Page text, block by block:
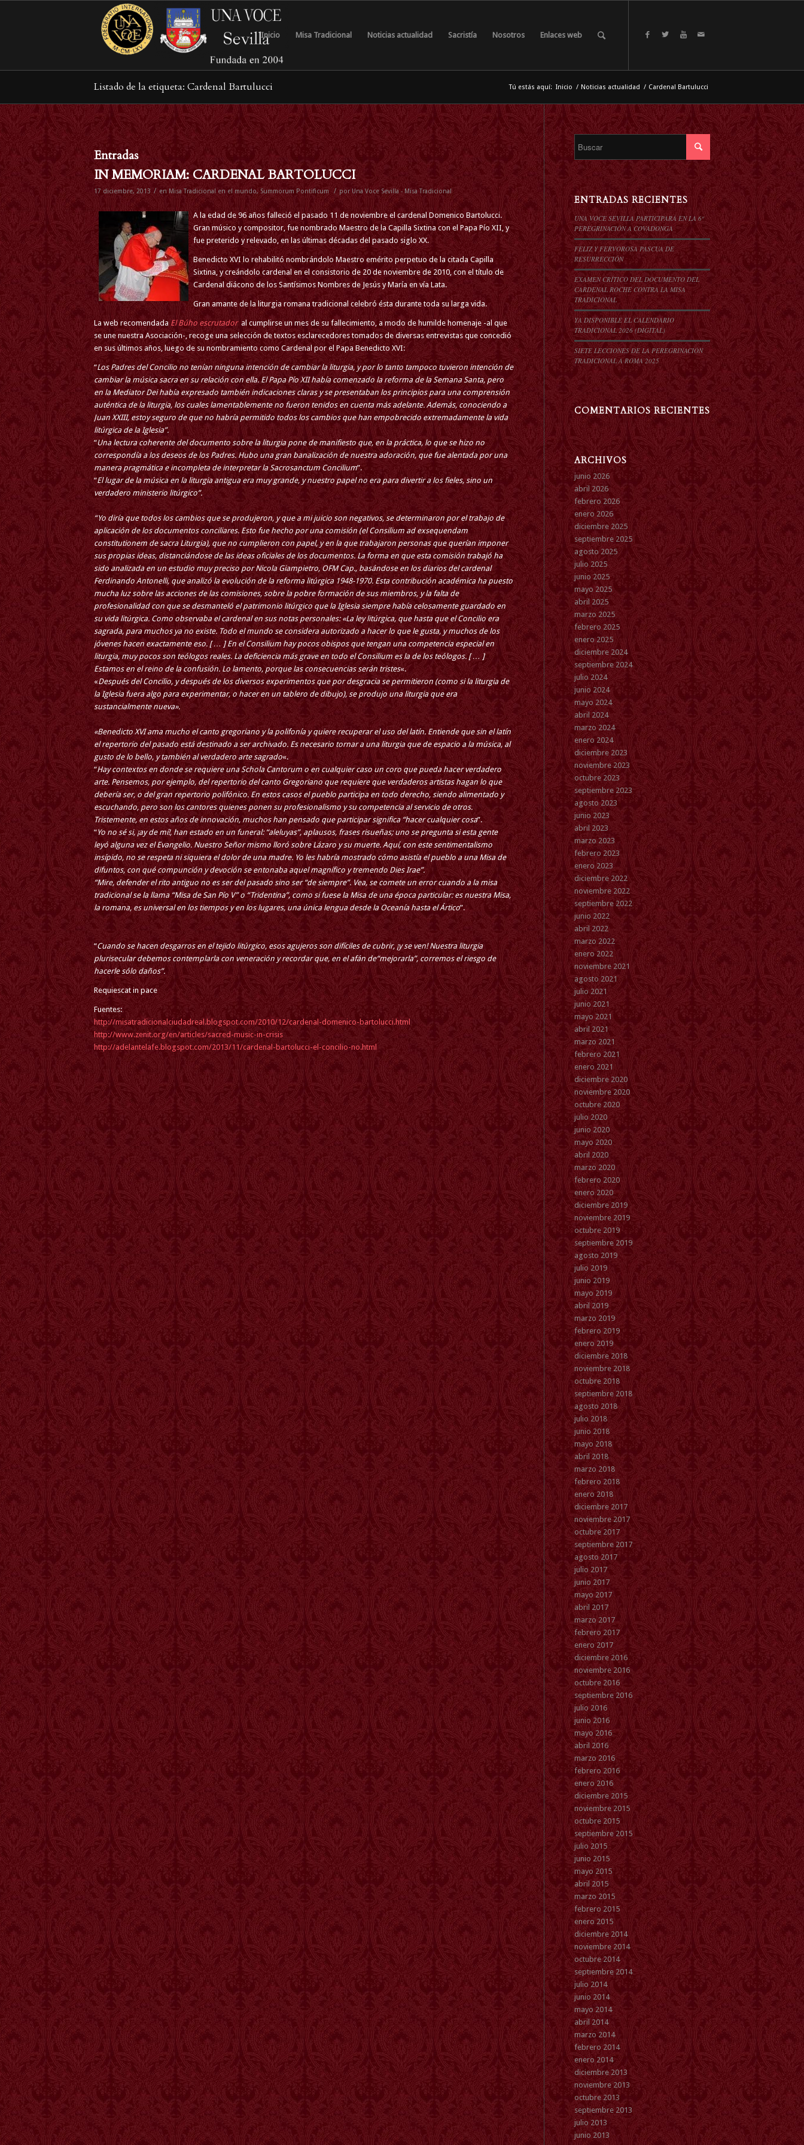
Inicio Misa Tradicional Noticias actualidad Sacristía Nosotros Enlaces web
Listado de la etiqueta: Cardenal Bartulucci Tú estás aquí: Inicio / Noticias actualidad / Cardenal Bartulucci
Entradas
IN MEMORIAM: CARDENAL BARTOLUCCI
17 diciembre, 2013 / en Misa Tradicional en el mundo, Summorum Pontificum / por Una Voce Sevilla - Misa Tradicional
A la edad de 96 años falleció el pasado 11 de noviembre el cardenal Domenico Bartolucci.
Gran músico y compositor, fue nombrado Maestro de la Capilla Sixtina con el Papa Pío XII, y
fue preterido y relevado, en las últimas décadas del pasado siglo XX.
Benedicto XVI lo rehabilitó nombrándolo Maestro emérito perpetuo de la citada Capilla
Sixtina, y creándolo cardenal en el consistorio de 20 de noviembre de 2010, con el título de
Cardenal diácono de los Santísimos Nombres de Jesús y María en vía Lata.
Gran amante de la liturgia romana tradicional celebró ésta durante toda su larga vida.
La web recomendada El Búho escrutador al cumplirse un mes de su fallecimiento, a modo de humilde homenaje -al que
se une nuestra Asociación-, recoge una selección de textos esclarecedores tomados de diversas entrevistas que concedió
en sus últimos años, luego de su nombramiento como Cardenal por el Papa Benedicto XVI:
“Los Padres del Concilio no tenían ninguna intención de cambiar la liturgia, y por lo tanto tampoco tuvieron intención de
cambiar la música sacra en su relación con ella. El Papa Pío XII había comenzado la reforma de la Semana Santa, pero
en la Mediator Dei había expresado también indicaciones claras y se presentaban los principios para una comprensión
auténtica de la liturgia, los cuales lamentablemente no fueron tenidos en cuenta más adelante. Además, conociendo a
Juan XXIII, estoy seguro de que no habría permitido todos los cambios que han empobrecido extremadamente la vida
litúrgica de la Iglesia”.
“Una lectura coherente del documento sobre la liturgia pone de manifiesto que, en la práctica, lo que se hizo no
correspondía a los deseos de los Padres. Hubo una gran banalización de nuestra adoración, que fue alentada por una
manera pragmática e incompleta de interpretar la Sacrosanctum Concilium”.
“El lugar de la música en la liturgia antigua era muy grande, y nuestro papel no era para divertir a los fieles, sino un
verdadero ministerio litúrgico”.
“Yo diría que todos los cambios que se produjeron, y que a mi juicio son negativos, se determinaron por el trabajo de
aplicación de los documentos conciliares. Esto fue hecho por una comisión (el Consilium ad exsequendam
constitutionem de sacra Liturgia), que no cumplieron con papel, y en la que trabajaron personas que querían imponer
sus propias ideas, distanciándose de las ideas oficiales de los documentos. La forma en que esta comisión trabajó ha
sido analizada en un estudio muy preciso por Nicola Giampietro, OFM Cap., basándose en los diarios del cardenal
Ferdinando Antonelli, que analizó la evolución de la reforma litúrgica 1948-1970. Esta contribución académica ha puesto
mucha luz sobre las acciones de las comisiones, sobre la pobre formación de sus miembros, y la falta de
profesionalidad con que se desmanteló el patrimonio litúrgico que la Iglesia siempre había celosamente guardado en
su vida litúrgica. Como observaba el cardenal en sus notas personales: «La ley litúrgica, que hasta que el Concilio era
sagrada, para muchos ya no existe. Todo el mundo se considera autorizado a hacer lo que le gusta, y muchos de los
jóvenes hacen exactamente eso. [ … ] En el Consilium hay pocos obispos que tengan una competencia especial en
liturgia, muy pocos son teólogos reales. La deficiencia más grave en todo el Consilium es la de los teólogos. [ … ]
Estamos en el reino de la confusión. Lo lamento, porque las consecuencias serán tristes«.
«Después del Concilio, y después de los diversos experimentos que por desgracia se permitieron (como si la liturgia de
la Iglesia fuera algo para experimentar, o hacer en un tablero de dibujo), se produjo una liturgia que era
sustancialmente nueva».
«Benedicto XVI ama mucho el canto gregoriano y la polifonía y quiere recuperar el uso del latín. Entiende que sin el latín
el repertorio del pasado está destinado a ser archivado. Es necesario tornar a una liturgia que de espacio a la música, al
gusto de lo bello, y también al verdadero arte sagrado«.
“Hay contextos en donde se requiere una Schola Cantorum o en cualquier caso un coro que pueda hacer verdadero
arte. Pensemos, por ejemplo, del repertorio del canto Gregoriano que requiere que verdaderos artistas hagan lo que
debería ser, o del gran repertorio polifónico.En estos casos el pueblo participa en todo derecho, siendo alimentado y
escuchando, pero son los cantores quienes ponen su profesionalismo y su competencia al servicio de otros.
Tristemente, en estos años de innovación, muchos han pensado que participar significa “hacer cualquier cosa”.
“Yo no sé si, ¡ay de mí!, han estado en un funeral: “aleluyas”, aplausos, frases risueñas; uno se pregunta si esta gente
leyó alguna vez el Evangelio. Nuestro Señor mismo lloró sobre Lázaro y su muerte. Aquí, con este sentimentalismo
insípido, no se respeta ni siquiera el dolor de una madre. Yo les habría mostrado cómo asistía el pueblo a una Misa de
difuntos, con qué compunción y devoción se entonaba aquel magnífico y tremendo Dies Irae”.
“Mire, defender el rito antiguo no es ser del pasado sino ser “de siempre”. Vea, se comete un error cuando a la misa
tradicional se la llama “Misa de San Pío V” o “Tridentina”, como si fuese la Misa de una época particular: es nuestra Misa,
la romana, es universal en los tiempos y en los lugares, una única lengua desde la Oceanía hasta el Ártico”.
“Cuando se hacen desgarros en el tejido litúrgico, esos agujeros son difíciles de cubrir, ¡y se ven! Nuestra liturgia
plurisecular debemos contemplarla con veneración y recordar que, en el afán de“mejorarla”, corremos el riesgo de
hacerle sólo daños”.
Requiescat in pace
Fuentes:
http://misatradicionalciudadreal.blogspot.com/2010/12/cardenal-domenico-bartolucci.html
http://www.zenit.org/en/articles/sacred-music-in-crisis
http://adelantelafe.blogspot.com/2013/11/cardenal-bartolucci-el-concilio-no.html
ENTRADAS RECIENTES
UNA VOCE SEVILLA PARTICIPARÁ EN LA 6º
PEREGRINACIÓN A COVADONGA
FELIZ Y FERVOROSA PASCUA DE
RESURRECCIÓN
EXAMEN CRÍTICO DEL DOCUMENTO DEL
CARDENAL ROCHE CONTRA LA MISA
TRADICIONAL
YA DISPONIBLE EL CALENDARIO
TRADICIONAL 2026 (DIGITAL)
SIETE LECCIONES DE LA PEREGRINACIÓN
TRADICIONAL A ROMA 2025
COMENTARIOS RECIENTES
ARCHIVOS
junio 2026
abril 2026
febrero 2026
enero 2026
diciembre 2025
septiembre 2025
agosto 2025
julio 2025
junio 2025
mayo 2025
abril 2025
marzo 2025
febrero 2025
enero 2025
diciembre 2024
septiembre 2024
julio 2024
junio 2024
mayo 2024
abril 2024
marzo 2024
enero 2024
diciembre 2023
noviembre 2023
octubre 2023
septiembre 2023
agosto 2023
junio 2023
abril 2023
marzo 2023
febrero 2023
enero 2023
diciembre 2022
noviembre 2022
septiembre 2022
junio 2022
abril 2022
marzo 2022
enero 2022
noviembre 2021
agosto 2021
julio 2021
junio 2021
mayo 2021
abril 2021
marzo 2021
febrero 2021
enero 2021
diciembre 2020
noviembre 2020
octubre 2020
julio 2020
junio 2020
mayo 2020
abril 2020
marzo 2020
febrero 2020
enero 2020
diciembre 2019
noviembre 2019
octubre 2019
septiembre 2019
agosto 2019
julio 2019
junio 2019
mayo 2019
abril 2019
marzo 2019
febrero 2019
enero 2019
diciembre 2018
noviembre 2018
octubre 2018
septiembre 2018
agosto 2018
julio 2018
junio 2018
mayo 2018
abril 2018
marzo 2018
febrero 2018
enero 2018
diciembre 2017
noviembre 2017
octubre 2017
septiembre 2017
agosto 2017
julio 2017
junio 2017
mayo 2017
abril 2017
marzo 2017
febrero 2017
enero 2017
diciembre 2016
noviembre 2016
octubre 2016
septiembre 2016
julio 2016
junio 2016
mayo 2016
abril 2016
marzo 2016
febrero 2016
enero 2016
diciembre 2015
noviembre 2015
octubre 2015
septiembre 2015
julio 2015
junio 2015
mayo 2015
abril 2015
marzo 2015
febrero 2015
enero 2015
diciembre 2014
noviembre 2014
octubre 2014
septiembre 2014
julio 2014
junio 2014
mayo 2014
abril 2014
marzo 2014
febrero 2014
enero 2014
diciembre 2013
noviembre 2013
octubre 2013
septiembre 2013
julio 2013
junio 2013